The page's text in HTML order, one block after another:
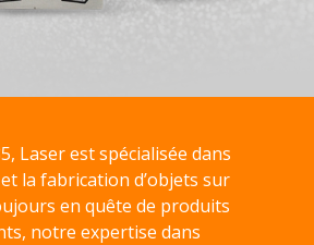
Laser est spécialisée dans
la fabrication d’objets sur
en quête de produits
notre expertise dans